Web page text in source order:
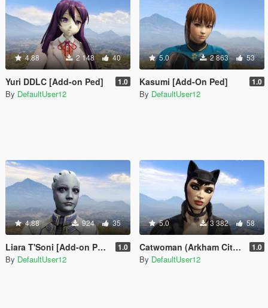
4.88 2 148 40
Yuri DDLC [Add-on Ped] 1.0
By DefaultUser12
5.0 2 863 53
Kasumi [Add-On Ped] 1.0
By DefaultUser12
4.88 924 35
Liara T'Soni [Add-on Ped] 1.0
By DefaultUser12
5.0 3 382 58
Catwoman (Arkham City) [Add-on Ped] 1.0
By DefaultUser12